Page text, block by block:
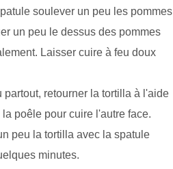
soulever un peu les pommes
un peu le dessus des pommes
Laisser cuire à feu doux
retourner la tortilla à l'aide
poêle pour cuire l'autre face.
peu la tortilla avec la spatule
minutes.